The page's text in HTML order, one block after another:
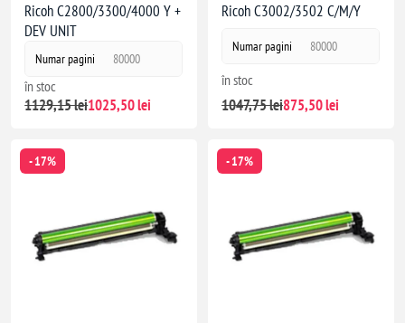
Ricoh C2800/3300/4000 Y +
DEV UNIT
Numar pagini 80000
în stoc
1129,15 lei1025,50 lei
Ricoh C3002/3502 C/M/Y
Numar pagini 80000
în stoc
1047,75 lei875,50 lei
- 17% - 17%